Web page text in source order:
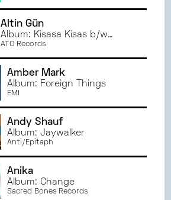
Altin Gün
Album: Kisasa Kisas b/w
Erkilet Güzeli
ATO Records
Amber Mark
Album: Foreign Things
EMI
Andy Shauf
Album: Jaywalker
Anti/Epitaph
Anika
Album: Change
Sacred Bones Records